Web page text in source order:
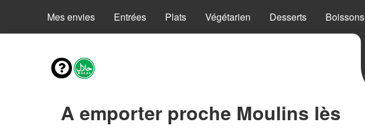
Mes envies Entrées Plats Végétarien Desserts Boissons
A emporter proche Moulins lès